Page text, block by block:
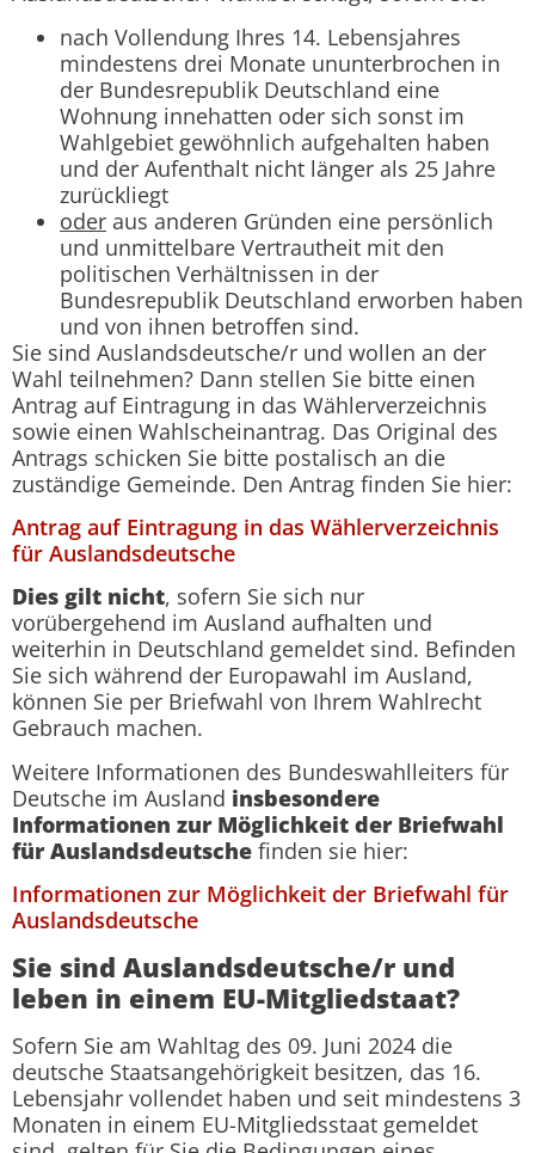
nach Vollendung Ihres 14. Lebensjahres
mindestens drei Monate ununterbrochen in
der Bundesrepublik Deutschland eine
Wohnung innehatten oder sich sonst im
Wahlgebiet gewöhnlich aufgehalten haben
und der Aufenthalt nicht länger als 25 Jahre
zurückliegt
oder aus anderen Gründen eine persönlich
und unmittelbare Vertrautheit mit den
politischen Verhältnissen in der
Bundesrepublik Deutschland erworben haben
und von ihnen betroffen sind.
Sie sind Auslandsdeutsche/r und wollen an der
Wahl teilnehmen? Dann stellen Sie bitte einen
Antrag auf Eintragung in das Wählerverzeichnis
sowie einen Wahlscheinantrag. Das Original des
Antrags schicken Sie bitte postalisch an die
zuständige Gemeinde. Den Antrag finden Sie hier:
Antrag auf Eintragung in das Wählerverzeichnis
für Auslandsdeutsche
Dies gilt nicht, sofern Sie sich nur
vorübergehend im Ausland aufhalten und
weiterhin in Deutschland gemeldet sind. Befinden
Sie sich während der Europawahl im Ausland,
können Sie per Briefwahl von Ihrem Wahlrecht
Gebrauch machen.
Weitere Informationen des Bundeswahlleiters für
Deutsche im Ausland insbesondere
Informationen zur Möglichkeit der Briefwahl
für Auslandsdeutsche finden sie hier:
Informationen zur Möglichkeit der Briefwahl für
Auslandsdeutsche
Sie sind Auslandsdeutsche/r und
leben in einem EU-Mitgliedstaat?
Sofern Sie am Wahltag des 09. Juni 2024 die
deutsche Staatsangehörigkeit besitzen, das 16.
Lebensjahr vollendet haben und seit mindestens 3
Monaten in einem EU-Mitgliedsstaat gemeldet